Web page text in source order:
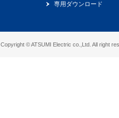
専用ダウンロード
Copyright © ATSUMI Electric co.,Ltd. All right